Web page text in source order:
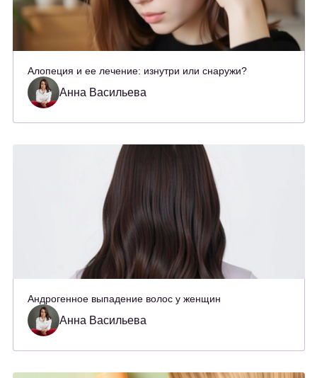
Алопеция и ее лечение: изнутри или снаружи?
Анна Васильева
Андрогенное выпадение волос у женщин
Анна Васильева